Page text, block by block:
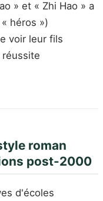
» et « Zhi Hao » a
« héros »)
voir leur fils
roman
post-2000
d'écoles